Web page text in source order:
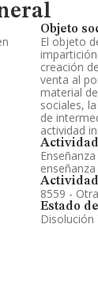
Objeto
El objeto
creación
venta al
material
sociales,
de
actividad
Actividad
enseñanza
8559 -
Estado
Disolución